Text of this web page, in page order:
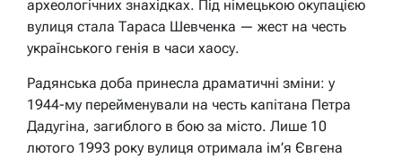
археологічних знахідках. Під німецькою окупацією
вулиця стала Тараса Шевченка — жест на честь
українського генія в часи хаосу.
Радянська доба принесла драматичні зміни: у
1944-му перейменували на честь капітана Петра
Дадугіна, загиблого в бою за місто. Лише 10
лютого 1993 року вулиця отримала ім’я Євгена